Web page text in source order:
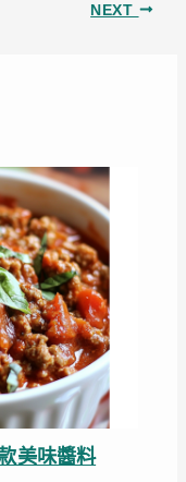
NEXT
美味醬料